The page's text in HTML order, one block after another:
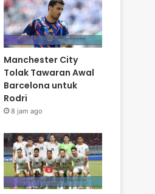
Manchester City
Tolak Tawaran Awal
Barcelona untuk
Rodri
8 jam ago